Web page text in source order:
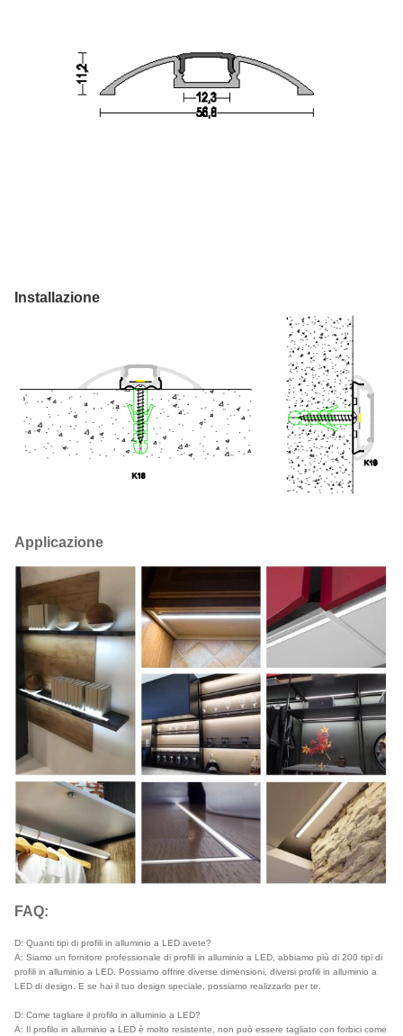
Installazione
Applicazione
FAQ:
D: Quanti tipi di profili in alluminio a LED avete?
A: Siamo un fornitore professionale di profili in alluminio a LED, abbiamo più di 200 tipi di
profili in alluminio a LED. Possiamo offrire diverse dimensioni, diversi profili in alluminio a
LED di design. E se hai il tuo design speciale, possiamo realizzarlo per te.
D: Come tagliare il profilo in alluminio a LED?
A: Il profilo in alluminio a LED è molto resistente, non può essere tagliato con forbici come